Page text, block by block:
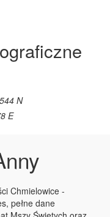
N
E
Chmielowice -
pełne dane